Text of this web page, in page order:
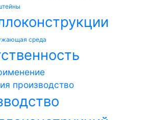
среда
производство